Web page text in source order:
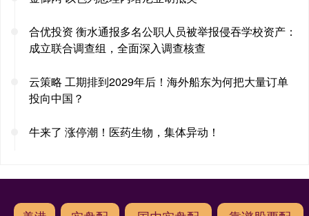
合优投资 衡水通报多名公职人员被举报侵吞学校资产：
成立联合调查组，全面深入调查核查
云策略 工期排到2029年后！海外船东为何把大量订单
投向中国？
牛来了 涨停潮！医药生物，集体异动！